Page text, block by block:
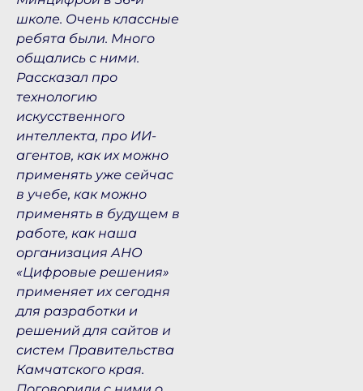
школе. Очень классные
ребята были. Много
общались с ними.
Рассказал про
технологию
искусственного
интеллекта, про ИИ-
агентов, как их можно
применять уже сейчас
в учебе, как можно
применять в будущем в
работе, как наша
организация АНО
«Цифровые решения»
применяет их сегодня
для разработки и
решений для сайтов и
систем Правительства
Камчатского края.